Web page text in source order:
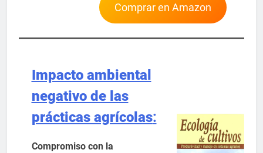
Comprar en Amazon
Impacto ambiental
negativo de las
prácticas agrícolas:
Compromiso con la